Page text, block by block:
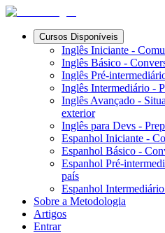
Cursos Disponíveis
Inglês Iniciante -
Inglês Básico -
Inglês Pré-
Inglês Intermediário -
Inglês Avançado -
exterior
Inglês para Devs -
Espanhol Iniciante -
Espanhol Básico -
Espanhol Pré-
país
Espanhol
Sobre a Metodologia
Artigos
Entrar